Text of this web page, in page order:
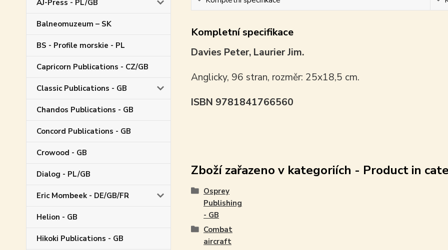
AJ-Press - PL/GB
Balneomuzeum – SK
BS - Profile morskie - PL
Capricorn Publications - CZ/GB
Classic Publications - GB
Chandos Publications - GB
Concord Publications - GB
Crowood - GB
Dialog - PL/GB
Eric Mombeek - DE/GB/FR
Helion - GB
Hikoki Publications - GB
Kompletní specifikace
Davies Peter, Laurier Jim.
Anglicky, 96 stran, rozměr: 25x18,5 cm.
ISBN 9781841766560
Zboží zařazeno v kategoriích - Product in
Osprey
Publishing
- GB
Combat
aircraft